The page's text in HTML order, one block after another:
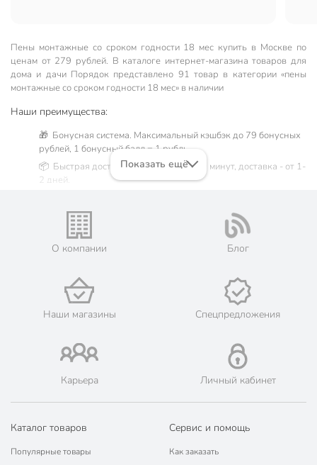
Пены монтажные со сроком годности 18 мес купить в Москве по
ценам от 279 рублей. В каталоге интернет-магазина товаров для
дома и дачи Порядок представлено 91 товар в категории «пены
монтажные со сроком годности 18 мес» в наличии
Наши преимущества:
🎁 Бонусная система. Максимальный кэшбэк до 79 бонусных
рублей, 1 бонусный балл = 1 рубль.
📦 Быстрая доставка. Самовывоз от 60 минут, доставка - от 1-
2 дней.
Жители Московской области могут сделать заказ и оплатить
его онлайн на официальном сайте сети магазинов Порядок.
💳 Оплата: онлайн на сайте интернет-гипермаркета или
🛍 Скидки, акции, распродажи каждый день!
📜 Только оригинальная продукция. Интернет-гипермаркет
Порядок - официальный представитель ведущих мировых
марок.
Показать ещё
О компании Блог
Наши магазины Спецпредложения
Карьера Личный кабинет
Каталог товаров
Популярные товары
Сервис и помощь
Как заказать